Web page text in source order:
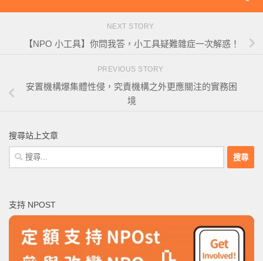
NEXT STORY
【NPO 小工具】你問我答，小工具疑難雜症一次解惑！
PREVIOUS STORY
安置機構爆集體性侵，究責機構之外更應關注的實務困
境
搜尋站上文章
搜
尋
字:
支持 NPOST